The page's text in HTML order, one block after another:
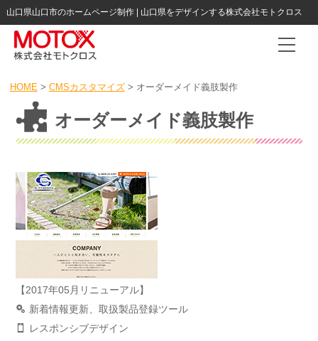
山口県山口市のホームページ制作 | 山口県をデザインする株式会社モトクロス
HOME> CMSカスタマイズ> オーダーメイド義肢製作
オーダーメイド義肢製作
【2017年05月リニューアル】
新着情報更新、取扱製品登録ツール
レスポンシブデザイン